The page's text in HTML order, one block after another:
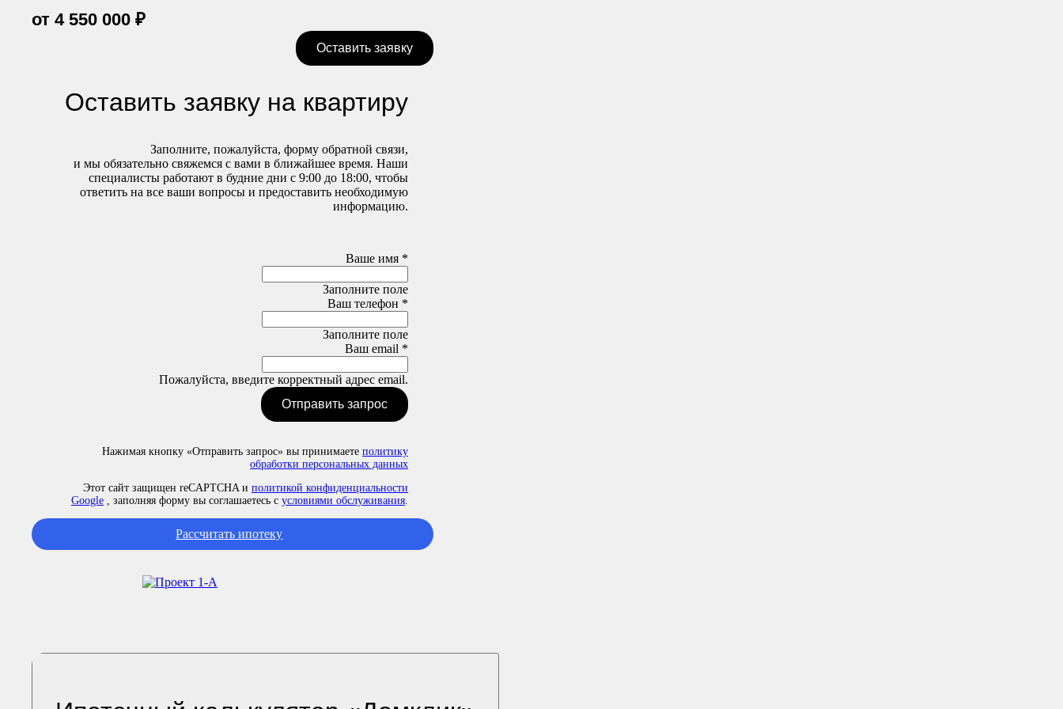
4 550 000 ₽
Оставить заявку
Оставить заявку на квартиру
Заполните, пожалуйста, форму обратной связи,
и мы обязательно свяжемся с вами в ближайшее время. Наши
специалисты работают в будние дни с 9:00 до 18:00, чтобы
ответить на все ваши вопросы и предоставить необходимую
информацию.
Ваше имя *
Заполните поле
Ваш телефон *
Заполните поле
Ваш email *
Пожалуйста, введите корректный адрес email.
Отправить запрос
Нажимая кнопку «Отправить запрос» вы принимаете политику
обработки персональных данных
Этот сайт защищен reCAPTCHA и политикой конфиденциальности
Google, заполняя форму вы соглашаетесь с условиями обслуживания.
Рассчитать ипотеку